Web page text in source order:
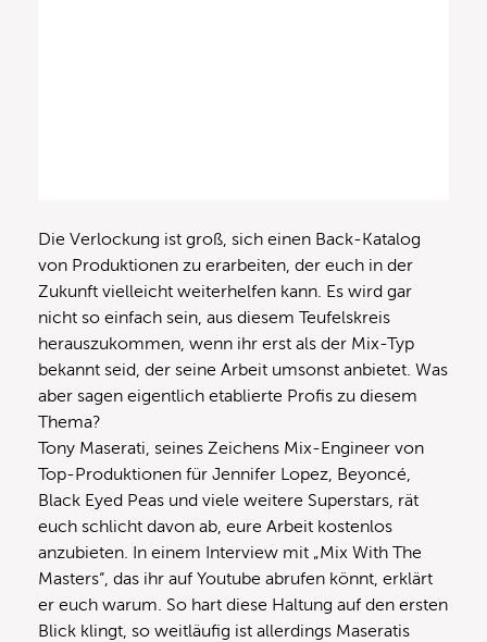
Die Verlockung ist groß, sich einen Back-Katalog
von Produktionen zu erarbeiten, der euch in der
Zukunft vielleicht weiterhelfen kann. Es wird gar
nicht so einfach sein, aus diesem Teufelskreis
herauszukommen, wenn ihr erst als der Mix-Typ
bekannt seid, der seine Arbeit umsonst anbietet. Was
aber sagen eigentlich etablierte Profis zu diesem
Thema?
Tony Maserati, seines Zeichens Mix-Engineer von
Top-Produktionen für Jennifer Lopez, Beyoncé,
Black Eyed Peas und viele weitere Superstars, rät
euch schlicht davon ab, eure Arbeit kostenlos
anzubieten. In einem Interview mit „Mix With The
Masters“, das ihr auf Youtube abrufen könnt, erklärt
er euch warum. So hart diese Haltung auf den ersten
Blick klingt, so weitläufig ist allerdings Maseratis